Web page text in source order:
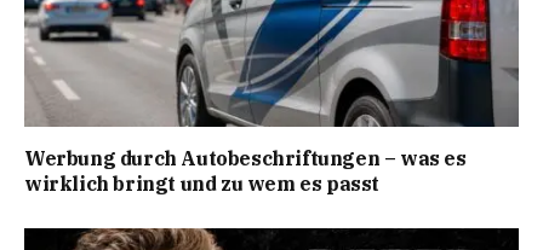
Werbung durch Autobeschriftungen – was es
wirklich bringt und zu wem es passt